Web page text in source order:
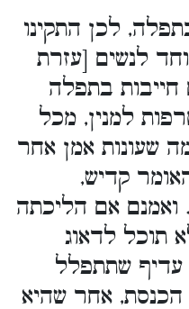
לכן התקינו
לנשים [עזרת
חייבות בתפלה
למנין, מכל
שעונות אמן אחר
קדיש,
ואמנם אם הליכתה
תוכל לדאוג
עדיף שתתפלל
אחר שהיא